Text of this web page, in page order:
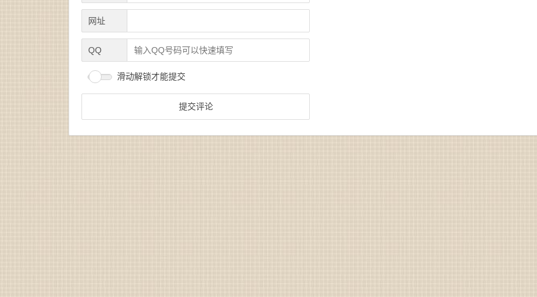
网址
QQ
滑动解锁才能提交